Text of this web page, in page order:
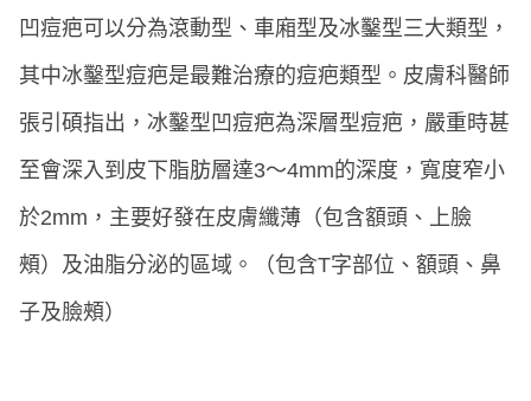
凹痘疤可以分為滾動型、車廂型及冰鑿型三大類型，
其中冰鑿型痘疤是最難治療的痘疤類型。皮膚科醫師
張引碩指出，冰鑿型凹痘疤為深層型痘疤，嚴重時甚
至會深入到皮下脂肪層達3～4mm的深度，寬度窄小
於2mm，主要好發在皮膚纖薄（包含額頭、上臉
頰）及油脂分泌的區域。（包含T字部位、額頭、鼻
子及臉頰）